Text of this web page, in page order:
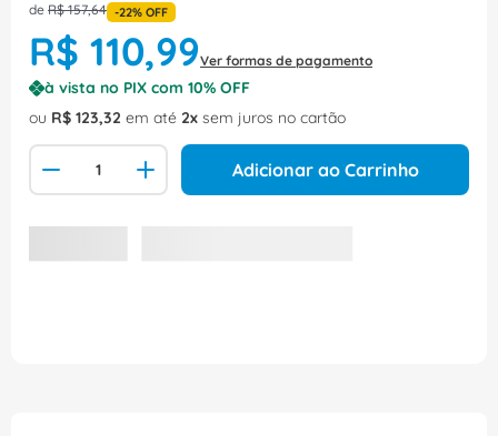
de R$ 157,64 -22% OFF
R$ 110,99Ver formas de pagamento
à vista no PIX com 10% OFF
ou R$ 123,32 em até 2 sem juros no cartão
Adicionar ao Carrinho